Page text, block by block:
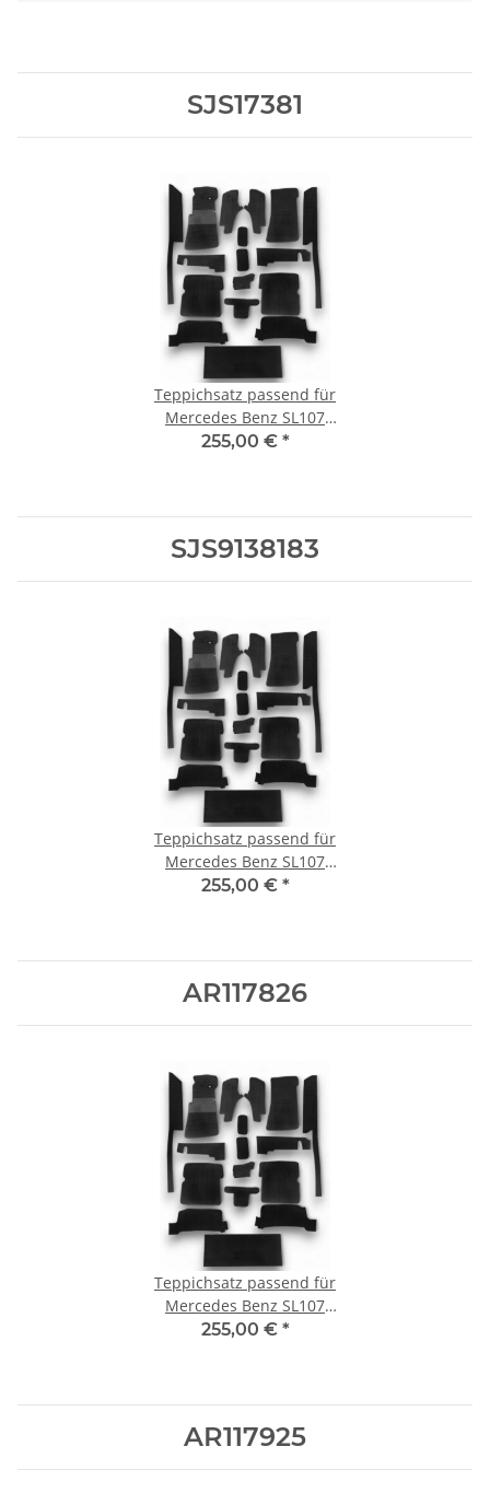
SJS17381
Teppichsatz passend für
Mercedes Benz SL107
R107/W107 RHD
255,00 € *
SJS9138183
Teppichsatz passend für
Mercedes Benz SL107
R107/W107 RHD
255,00 € *
AR117826
Teppichsatz passend für
Mercedes Benz SL107
R107/W107 RHD
255,00 € *
AR117925